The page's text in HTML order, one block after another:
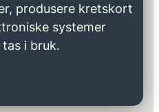
produsere kretskort
systemer
i bruk.